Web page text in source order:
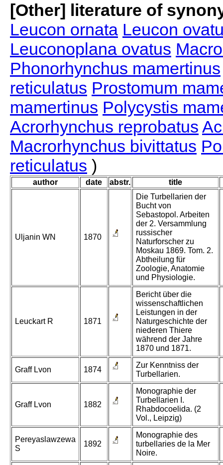
[Other] literature of
Leucon ornata Leucon
Leuconoplana ovatus
Phonorhynchus mamertinus
reticulatus Prostomum
mamertinus Polycystis
Acrorhynchus reprobatus
Macrorhynchus bivittatus
reticulatus )
author date abstr. title
Uljanin WN 1870
Die Turbellarien der
Bucht von
Sebastopol. Arbeiten
der 2. Versammlung
russischer
Naturforscher zu
Moskau 1869. Tom. 2.
Abtheilung für
Zoologie, Anatomie
und Physiologie.
Leuckart R 1871
Bericht über die
wissenschaftlichen
Leistungen in der
Naturgeschichte der
niederen Thiere
während der Jahre
1870 und 1871.
Graff Lvon 1874
Zur Kenntniss der
Turbellarien.
Graff Lvon 1882
Monographie der
Turbellarien I.
Rhabdocoelida. (2
Vol., Leipzig)
Pereyaslawzewa
S
1892
Monographie des
turbellaries de la Mer
Noire.